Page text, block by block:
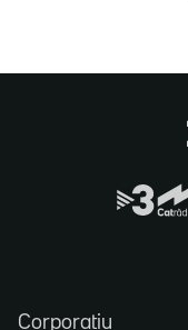
Corporatiu